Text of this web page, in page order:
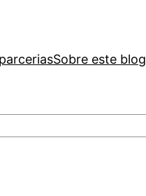
Sobre este blog